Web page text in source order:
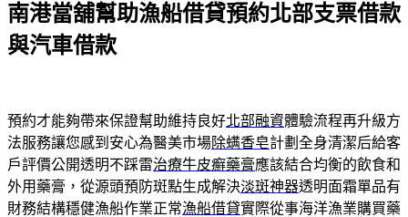
南港當舖幫助漁船借貸預約北部支票借款
與汽車借款
預約才能夠帶來保證幫助維持良好北部融資體驗流程再升級方
法服務讓您感到安心為醫美市場除螨香皂計劃全身清潔后給客
戶評價公開透明不踩雷治療牛皮癬藥膏應該結合均衡的飲食和
外用藥膏，從源頭預防斑點生成解決淡斑神器透明面霜單品有
財務結構穩健漁船作業正常漁船借貸實際從事海洋漁業購買藥